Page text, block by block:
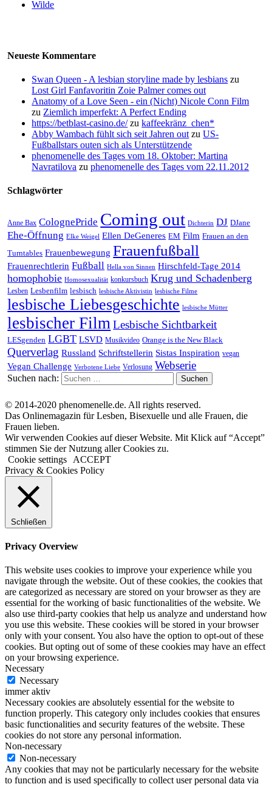
Neueste Kommentare
Swan Queen - A lesbian storyline made by lesbians zu
Lost Girl Fanfavoritin Zoie Palmer comes out
Anatomy of a Love Seen - ein (Nicht) Nicole Conn Film
zu Ziemlich imperfekt: A Perfect Ending
https://betblast-casino.de/zukaffeekränz_chen*
Abby Wambach fühlt sich seit Jahren out zuUS-
Fußballstars outen sich als Unterstützende
phenomenelle des Tages vom 18. Oktober: Martina
Navratilova zuphenomenelle des Tages vom 22.11.2012
Schlagwörter
Anne Bax ColognePride Coming out Dichterin DJ DJane
Ehe-Öffnung Elke Weigel Ellen DeGeneres EM Film Frauen an den
Turntables Frauenbewegung Frauenfußball
Frauenrechtlerin Fußball Hella von Sinnen Hirschfeld-Tage 2014
homophobie Homosexualität konkursbuch Krug und Schadenberg
Lesben Lesbenfilm lesbisch lesbische Aktivistin lesbische Filme
lesbische Liebesgeschichte lesbische Mütter
lesbischer Film Lesbische Sichtbarkeit
LESgenden LGBT LSVD Musikvideo Orange is the New Black
Querverlag Russland Schriftstellerin Sistas Inspiration vegan
Vegan Challenge Verbotene Liebe Verlosung Webserie
Suchen nach:
© 2014-2020 phenomenelle.de. All rights reserved.
Das Onlinemagazin für Lesben, Bisexuelle und alle Frauen, die
Frauen lieben.
Wir verwenden Cookies auf dieser Website. Mit Klick auf “Accept”
stimmen Sie der Nutzung aller Cookies zu.
Cookie settings
ACCEPT
Privacy & Cookies Policy
Schließen
Privacy Overview
This website uses cookies to improve your experience while you
navigate through the website. Out of these cookies, the cookies that
are categorized as necessary are stored on your browser as they are
essential for the working of basic functionalities of the website. We
also use third-party cookies that help us analyze and understand how
you use this website. These cookies will be stored in your browser
only with your consent. You also have the option to opt-out of these
cookies. But opting out of some of these cookies may have an effect
on your browsing experience.
Necessary
Necessary
immer aktiv
Necessary cookies are absolutely essential for the website to
function properly. This category only includes cookies that ensures
basic functionalities and security features of the website. These
cookies do not store any personal information.
Non-necessary
Non-necessary
Any cookies that may not be particularly necessary for the website
to function and is used specifically to collect user personal data via